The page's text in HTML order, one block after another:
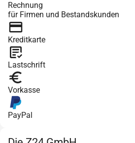
Rechnung
für Firmen und Bestandskunden
Kreditkarte
Lastschrift
Vorkasse
PayPal